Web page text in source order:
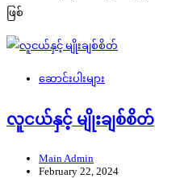
ဖြစ်
ဆောင်းပါးများ
လူငယ်နှင့် မျိုးချစ်စိတ်
Main Admin
February 22, 2024